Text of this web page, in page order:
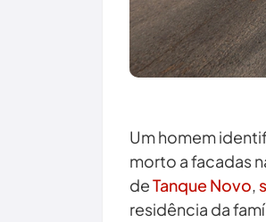
Um homem
morto a facadas
deTanque Novo,
residência da